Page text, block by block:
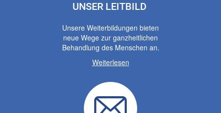
UNSER LEITBILD
Unsere Weiterbildungen bieten
neue Wege zur ganzheitlichen
Behandlung des Menschen an.
Weiterlesen